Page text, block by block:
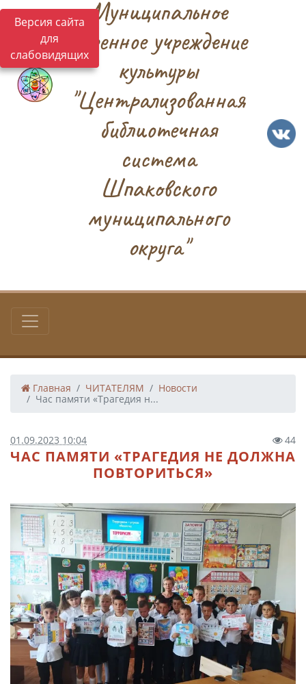
Версия сайта
для
слабовидящих
Муниципальное
казенное учреждение
культуры
"Централизованная
библиотечная
система
Шпаковского
муниципального
округа"
Главная ЧИТАТЕЛЯМ
Новости
Час памяти «Трагедия н...
01.09.2023 10:04 44
ЧАС ПАМЯТИ «ТРАГЕДИЯ НЕ ДОЛЖНА
ПОВТОРИТЬСЯ»